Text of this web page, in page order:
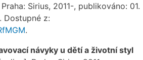
Sirius, 2011-, publikováno: 01.
Dostupné z:
.
návyky u dětí a životní styl